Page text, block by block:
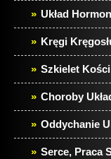
Układ
Kręgi
Szkielet
Choroby
Oddychanie
Serce, Praca